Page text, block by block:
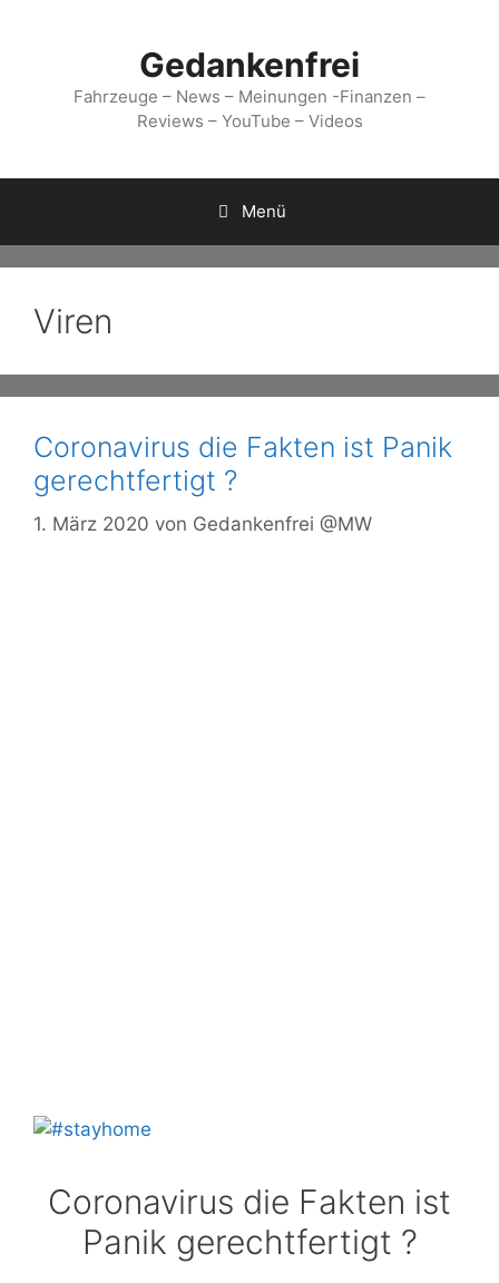
Gedankenfrei
Fahrzeuge – News – Meinungen -Finanzen –
Reviews – YouTube – Videos
Menü
Viren
Coronavirus die Fakten ist Panik
gerechtfertigt ?
1. März 2020 von Gedankenfrei @MW
Coronavirus die Fakten ist
Panik gerechtfertigt ?